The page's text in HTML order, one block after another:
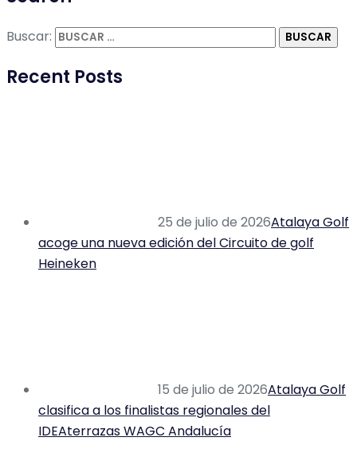
Buscar:
Recent Posts
25 de julio de 2026Atalaya Golf
acoge una nueva edición del Circuito de golf
Heineken
15 de julio de 2026Atalaya Golf
clasifica a los finalistas regionales del
IDEAterrazas WAGC Andalucía